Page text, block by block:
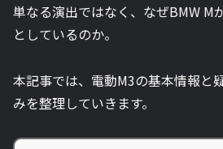
単なる演出ではなく、なぜBMW M
としているのか。
本記事では、電動M3の基本情報と
みを整理していきます。